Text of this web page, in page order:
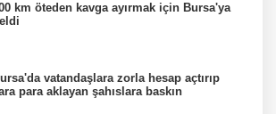
km öteden kavga ayırmak için Bursa'ya
vatandaşlara zorla hesap açtırıp
para aklayan şahıslara baskın